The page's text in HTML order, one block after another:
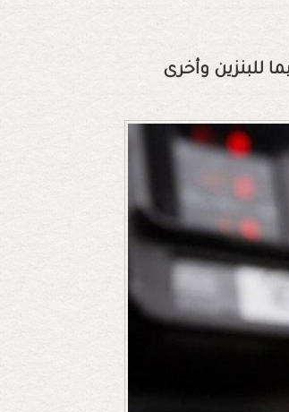
بنحو 44 سنتيما للغازوال و50 سنتيما للبنزين وأخرى